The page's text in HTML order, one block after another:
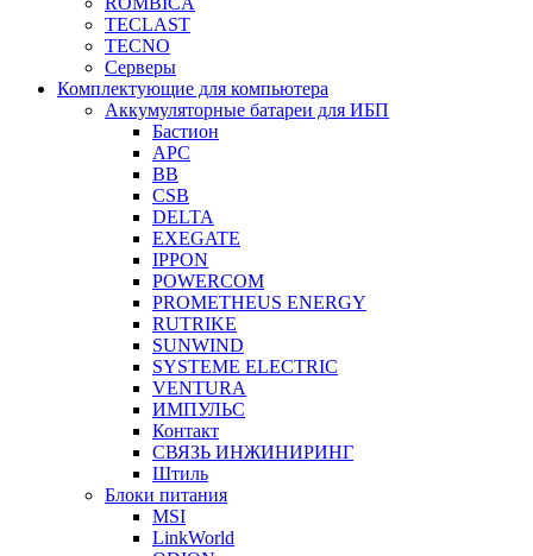
TECLAST
TECNO
Серверы
Комплектующие для компьютера
Аккумуляторные батареи для ИБП
Бастион
APC
BB
CSB
DELTA
EXEGATE
IPPON
POWERCOM
PROMETHEUS ENERGY
RUTRIKE
SUNWIND
SYSTEME ELECTRIC
VENTURA
ИМПУЛЬС
Контакт
СВЯЗЬ ИНЖИНИРИНГ
Штиль
Блоки питания
MSI
LinkWorld